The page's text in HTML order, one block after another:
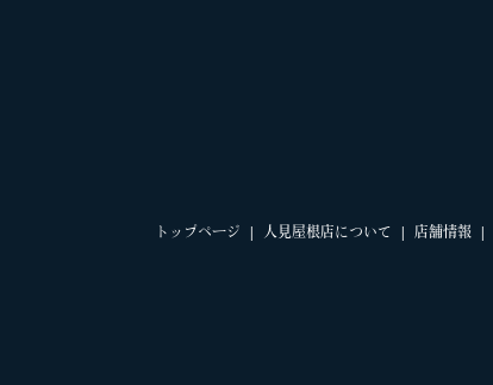
トップページ 人見屋根店について 店舗情報